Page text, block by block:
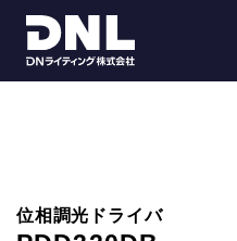
位相調光ドライバ